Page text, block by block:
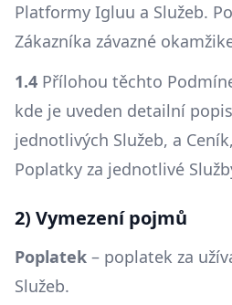
Platformy Igluu a Služeb.
Zákazníka závazné
1.4 Přílohou těchto
kde je uveden detailní
jednotlivých Služeb, a
Poplatky za jednotlivé
2) Vymezení pojmů
Poplatek – poplatek za
Služeb.